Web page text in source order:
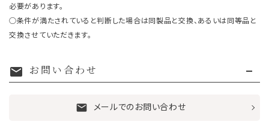
必要があります。
○条件が満たされていると判断した場合は同製品と交換、あるいは同等品と
交換させていただきます。
mail お問い合わせ
mail メールでのお問い合わせ